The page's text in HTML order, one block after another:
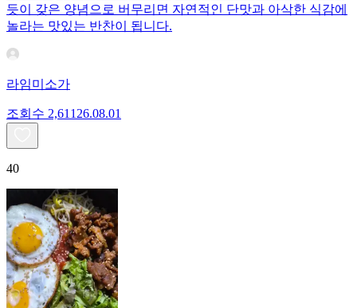
듯이 갖은 양념으로 버무리면 자연적인 단맛과 아삭한 식감에
놀라는 맛있는 반찬이 됩니다.
라임미소가
조회수 2,611 26.08.01
40